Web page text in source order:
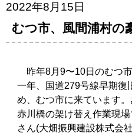
2022年8月15日
むつ市、風間浦村の
昨年8月9〜10日のむつ
一年、国道279号線早期復
め、むつ市に来ています
赤川橋の架け替え作業現
さん(大畑振興建設株式会